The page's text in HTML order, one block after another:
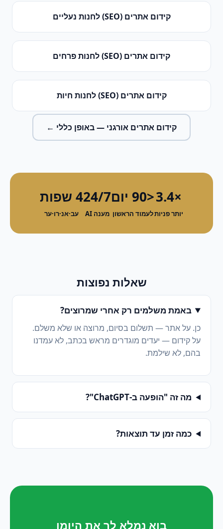
קידום אתרים (SEO) לחנות נעליים
קידום אתרים (SEO) לחנות פרחים
קידום אתרים (SEO) לחנות חיות
קידום אתרים אורגני — באופן כללי ←
×3.4
יותר פניות
<90 יום
לעמוד הראשון
24/7
מענה AI
4 שפות
עב·אנ·רו·ער
שאלות נפוצות
באמת משלמים רק אחרי שמרוצים?
כן. על אתר — תשלום בסיום, מרוצה או שלא משלם.
על קידום — יעדים מוגדרים מראש בכתב, לא עמדנו
בהם, לא שילמת.
מה זה "הופעה ב-ChatGPT"?
כמה זמן עד תוצאות?
בוא נמלא לך את היומן